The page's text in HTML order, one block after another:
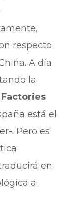
respecto
A día
la
Factories
está el
. Pero es
en
a